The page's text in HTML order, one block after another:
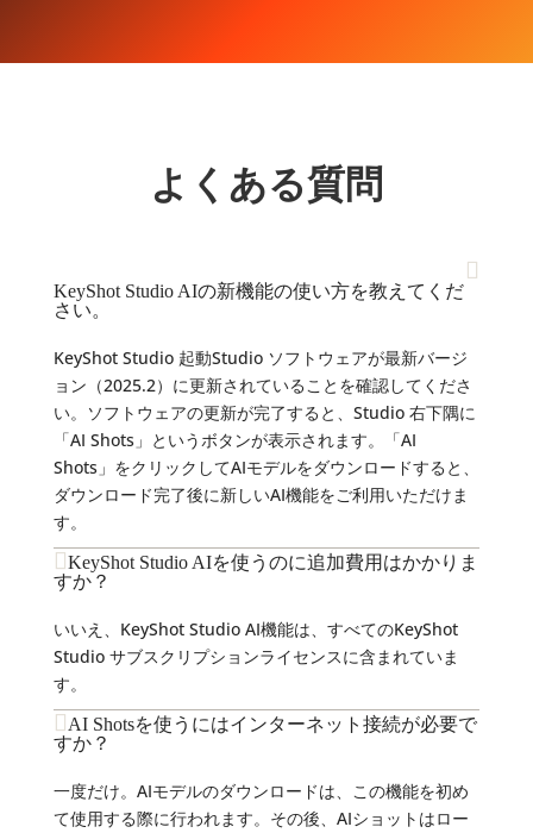
よくある質問
KeyShot Studio AIの新機能の使い方を教えてくだ
さい。
KeyShot Studio 起動Studio ソフトウェアが最新バージ
ョン（2025.2）に更新されていることを確認してくださ
い。ソフトウェアの更新が完了すると、Studio 右下隅に
「AI Shots」というボタンが表示されます。「AI
Shots」をクリックしてAIモデルをダウンロードすると、
ダウンロード完了後に新しいAI機能をご利用いただけま
す。
KeyShot Studio AIを使うのに追加費用はかかりま
すか？
いいえ、KeyShot Studio AI機能は、すべてのKeyShot
Studio サブスクリプションライセンスに含まれていま
す。
AI Shotsを使うにはインターネット接続が必要で
すか？
一度だけ。AIモデルのダウンロードは、この機能を初め
て使用する際に行われます。その後、AIショットはロー